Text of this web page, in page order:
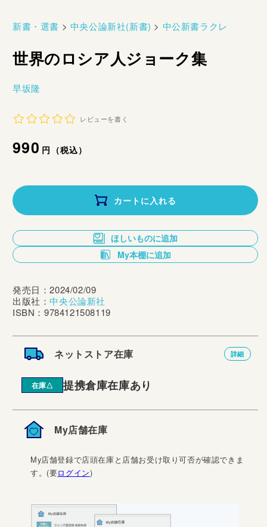
新書・選書 > 中央公論新社(新書) > 中公新書ラクレ
世界のロシア人ジョーク集
早坂隆
レビューを書く
通
価
格
990円（税込）
カートに入れる
ほしいものに追加
My本棚に追加
発売日：2024/02/09
出版社：中央公論新社
ISBN：9784121508119
ネットストア在庫 詳細
在庫△ 提携倉庫在庫あり
My店舗在庫
My店舗登録で店頭在庫と店舗お受け取り可否が確認できま
す。(要ログイン)